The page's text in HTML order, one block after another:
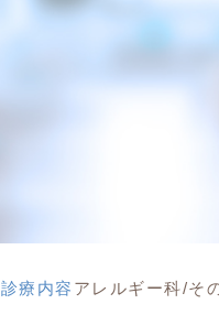
診療内容 アレルギー科/そ